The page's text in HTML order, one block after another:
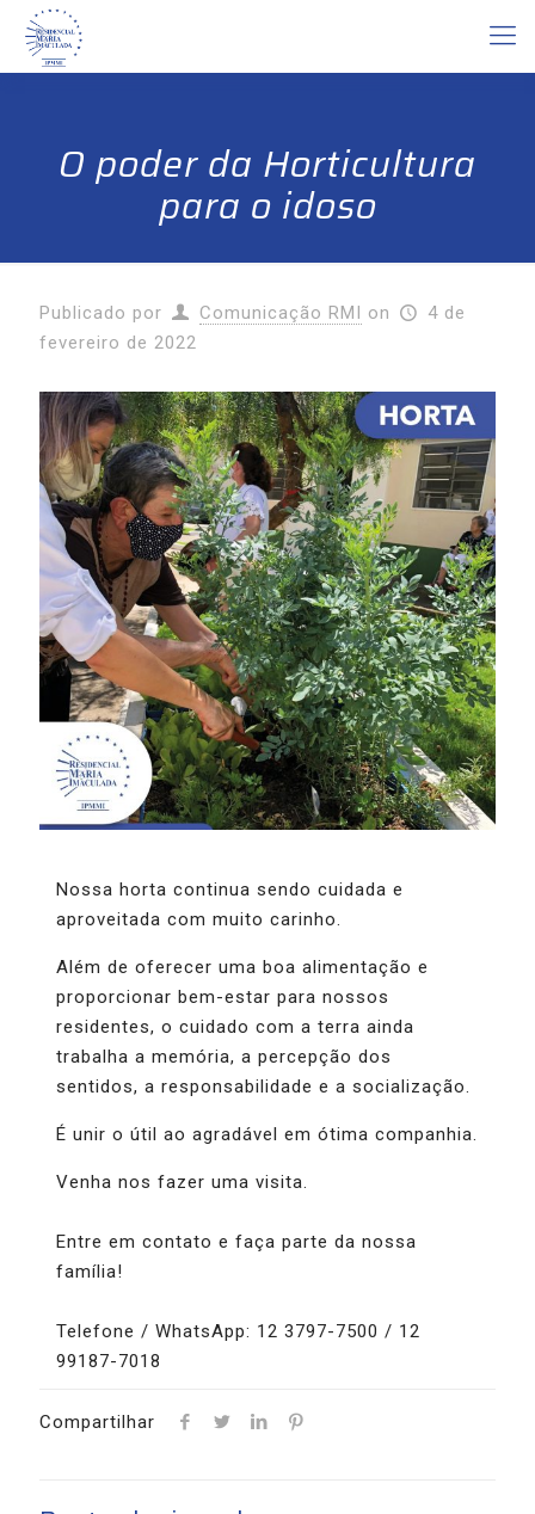
O poder da Horticultura
para o idoso
Publicado por Comunicação RMI on
4 de
fevereiro de 2022
Nossa horta continua sendo cuidada e
aproveitada com muito carinho.
Além de oferecer uma boa alimentação e
proporcionar bem-estar para nossos
residentes, o cuidado com a terra ainda
trabalha a memória, a percepção dos
sentidos, a responsabilidade e a socialização.
É unir o útil ao agradável em ótima companhia.
Venha nos fazer uma visita.
Entre em contato e faça parte da nossa
família!
Telefone / WhatsApp: 12 3797-7500 / 12
99187-7018
Compartilhar